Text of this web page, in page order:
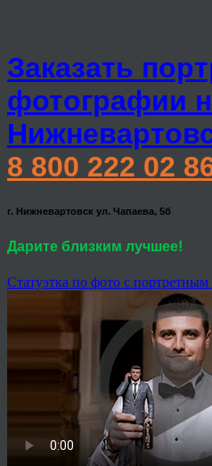
Заказать
фотографии
8 800 222 02
г. Нижневартовск ул. Чапаева, 5б
Дарите близким лучшее!
Статуэтка по фото с портретным